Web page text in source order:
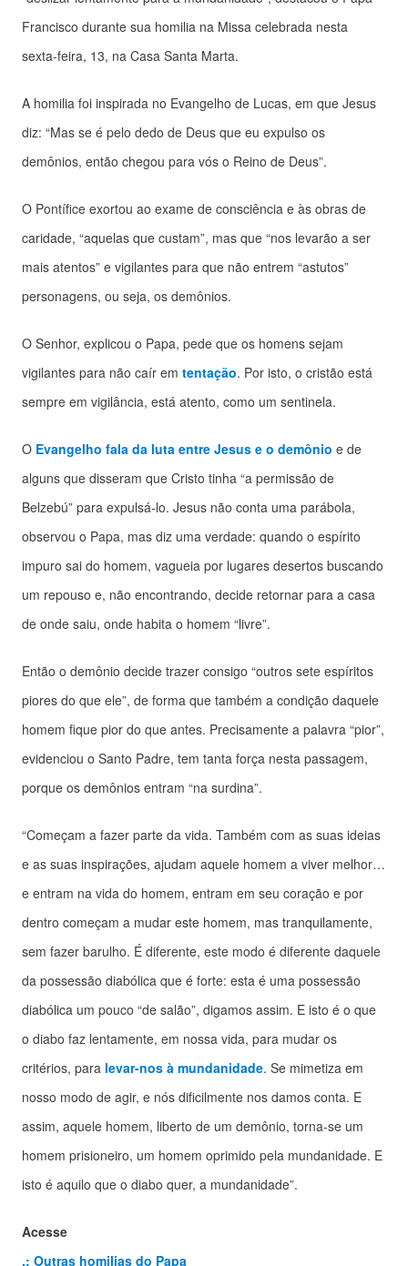
Francisco durante sua homilia na Missa celebrada nesta
sexta-feira, 13, na Casa Santa Marta.
A homilia foi inspirada no Evangelho de Lucas, em que Jesus
diz: “Mas se é pelo dedo de Deus que eu expulso os
demônios, então chegou para vós o Reino de Deus”.
O Pontífice exortou ao exame de consciência e às obras de
caridade, “aquelas que custam”, mas que “nos levarão a ser
mais atentos” e vigilantes para que não entrem “astutos”
personagens, ou seja, os demônios.
O Senhor, explicou o Papa, pede que os homens sejam
vigilantes para não caír em tentação. Por isto, o cristão está
sempre em vigilância, está atento, como um sentinela.
O Evangelho fala da luta entre Jesus e o demônio e de
alguns que disseram que Cristo tinha “a permissão de
Belzebú” para expulsá-lo. Jesus não conta uma parábola,
observou o Papa, mas diz uma verdade: quando o espírito
impuro sai do homem, vagueia por lugares desertos buscando
um repouso e, não encontrando, decide retornar para a casa
de onde saiu, onde habita o homem “livre”.
Então o demônio decide trazer consigo “outros sete espíritos
piores do que ele”, de forma que também a condição daquele
homem fique pior do que antes. Precisamente a palavra “pior”,
evidenciou o Santo Padre, tem tanta força nesta passagem,
porque os demônios entram “na surdina”.
“Começam a fazer parte da vida. Também com as suas ideias
e as suas inspirações, ajudam aquele homem a viver melhor…
e entram na vida do homem, entram em seu coração e por
dentro começam a mudar este homem, mas tranquilamente,
sem fazer barulho. É diferente, este modo é diferente daquele
da possessão diabólica que é forte: esta é uma possessão
diabólica um pouco “de salão”, digamos assim. E isto é o que
o diabo faz lentamente, em nossa vida, para mudar os
critérios, para levar-nos à mundanidade. Se mimetiza em
nosso modo de agir, e nós dificilmente nos damos conta. E
assim, aquele homem, liberto de um demônio, torna-se um
homem prisioneiro, um homem oprimido pela mundanidade. E
isto é aquilo que o diabo quer, a mundanidade”.
Acesse
.: Outras homilias do Papa